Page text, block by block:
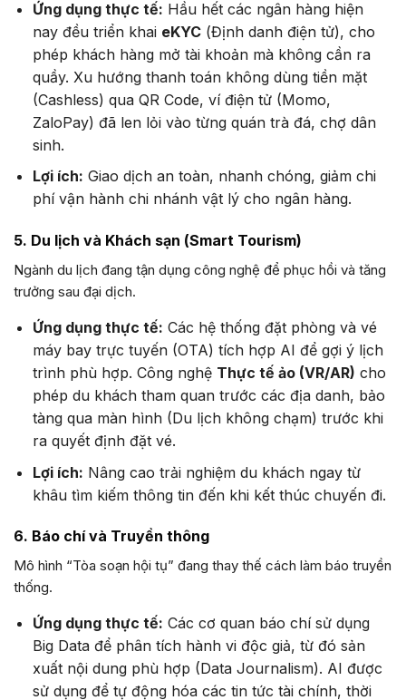
Ứng dụng thực tế: Hầu hết các ngân hàng hiện
nay đều triển khai eKYC(Định danh điện tử), cho
phép khách hàng mở tài khoản mà không cần ra
quầy. Xu hướng thanh toán không dùng tiền mặt
(Cashless) qua QR Code, ví điện tử (Momo,
ZaloPay) đã len lỏi vào từng quán trà đá, chợ dân
sinh.
Lợi ích: Giao dịch an toàn, nhanh chóng, giảm chi
phí vận hành chi nhánh vật lý cho ngân hàng.
5. Du lịch và Khách sạn (Smart Tourism)
Ngành du lịch đang tận dụng công nghệ để phục hồi và tăng
trưởng sau đại dịch.
Ứng dụng thực tế: Các hệ thống đặt phòng và vé
máy bay trực tuyến (OTA) tích hợp AI để gợi ý lịch
trình phù hợp. Công nghệ Thực tế ảo (VR/AR) cho
phép du khách tham quan trước các địa danh, bảo
tàng qua màn hình (Du lịch không chạm) trước khi
ra quyết định đặt vé.
Lợi ích: Nâng cao trải nghiệm du khách ngay từ
khâu tìm kiếm thông tin đến khi kết thúc chuyến đi.
6. Báo chí và Truyền thông
Mô hình “Tòa soạn hội tụ” đang thay thế cách làm báo truyền
thống.
Ứng dụng thực tế: Các cơ quan báo chí sử dụng
Big Data để phân tích hành vi độc giả, từ đó sản
xuất nội dung phù hợp (Data Journalism). AI được
sử dụng để tự động hóa các tin tức tài chính, thời